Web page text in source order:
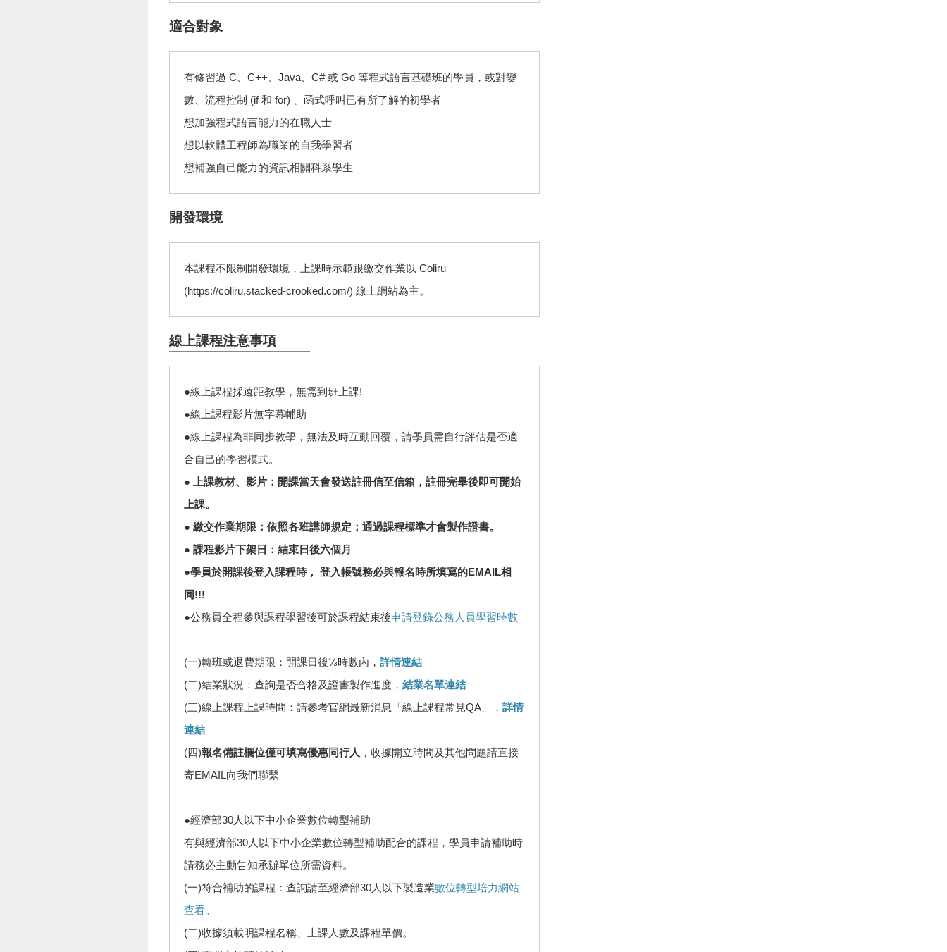
適合對象
有修習過 C、C++、Java、C# 或 Go 等程式語言基礎班的學員，或對變
數、流程控制 (if 和 for) 、函式呼叫已有所了解的初學者
想加強程式語言能力的在職人士
想以軟體工程師為職業的自我學習者
想補強自己能力的資訊相關科系學生
開發環境
本課程不限制開發環境，上課時示範跟繳交作業以 Coliru
(https://coliru.stacked-crooked.com/) 線上網站為主。
線上課程注意事項
●線上課程採遠距教學，無需到班上課!
●線上課程影片無字幕輔助
●線上課程為非同步教學，無法及時互動回覆，請學員需自行評估是否適
合自己的學習模式。
● 上課教材、影片：開課當天會發送註冊信至信箱，註冊完畢後即可開始
上課。
● 繳交作業期限：依照各班講師規定；通過課程標準才會製作證書。
● 課程影片下架日：結束日後六個月
●學員於開課後登入課程時， 登入帳號務必與報名時所填寫的EMAIL相
同!!!
●公務員全程參與課程學習後可於課程結束後申請登錄公務人員學習時數
(一)轉班或退費期限：開課日後⅓時數內， 詳情連結
(二)結業狀況：查詢是否合格及證書製作進度， 結業名單連結
(三)線上課程上課時間：請參考官網最新消息「線上課程常見QA」， 詳情
連結
(四)報名備註欄位僅可填寫優惠同行人 ，收據開立時間及其他問題請直接
寄EMAIL向我們聯繫
●經濟部30人以下中小企業數位轉型補助
有與經濟部30人以下中小企業數位轉型補助配合的課程，學員申請補助時
請務必主動告知承辦單位所需資料。
(一)符合補助的課程：查詢請至經濟部30人以下製造業數位轉型培力網站
查看。
(二)收據須載明課程名稱、上課人數及課程單價。